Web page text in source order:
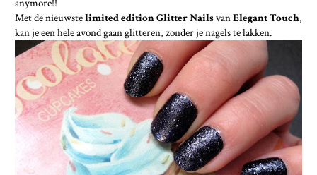
anymore!!
Met de nieuwstelimited edition Glitter NailsvanElegant Touch,
kan je een hele avond gaan glitteren, zonder je nagels te lakken.